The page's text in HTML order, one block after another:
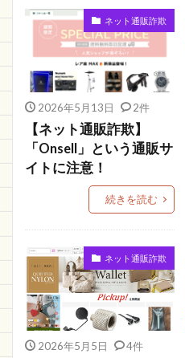
mougku
値下げ
Melans
Gudzu
hinnotek
friday!
githpaw
しょっぷり
AVUYKW
HOLIDAY
Yorkstore
コンサル
株式会社USP
フォークリフト
Jot専
Pre-knailed
モノポリー
富澤商店
口座番号
トレード
価格が安い
Grande
BUY ONLINE
おすすめ
PRECISE
ネット通販詐欺
2026年5月13日 2件
【ネット通販詐欺】
「Onsell」という通販サ
イトに注意！
続きを読む
ネット通販詐欺
2026年5月5日 4件